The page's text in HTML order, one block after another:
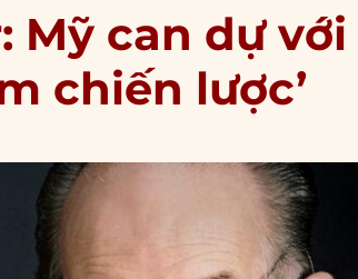
Mỹ can dự
chiến lược’